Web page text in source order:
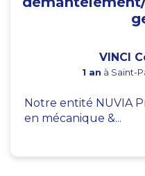
VINCI
1 an à Saint-
Notre entité NUVIA
en mécanique &...